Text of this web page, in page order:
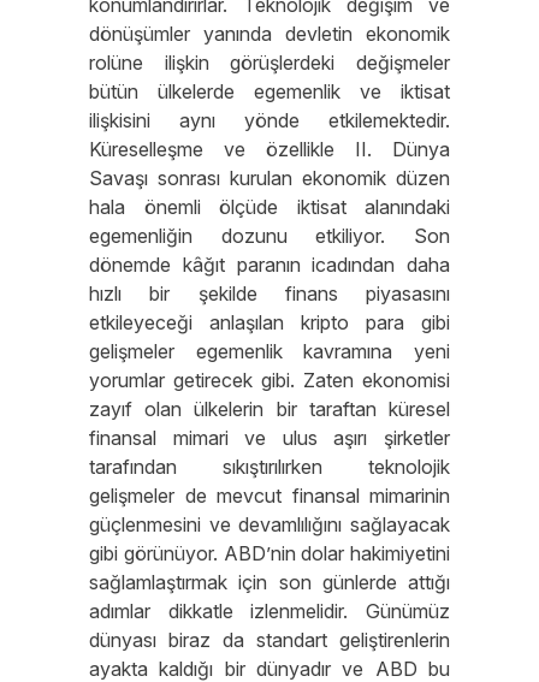
konumlandırırlar. Teknolojik değişim ve
dönüşümler yanında devletin ekonomik
rolüne ilişkin görüşlerdeki değişmeler
bütün ülkelerde egemenlik ve iktisat
ilişkisini aynı yönde etkilemektedir.
Küreselleşme ve özellikle II. Dünya
Savaşı sonrası kurulan ekonomik düzen
hala önemli ölçüde iktisat alanındaki
egemenliğin dozunu etkiliyor. Son
dönemde kâğıt paranın icadından daha
hızlı bir şekilde finans piyasasını
etkileyeceği anlaşılan kripto para gibi
gelişmeler egemenlik kavramına yeni
yorumlar getirecek gibi. Zaten ekonomisi
zayıf olan ülkelerin bir taraftan küresel
finansal mimari ve ulus aşırı şirketler
tarafından sıkıştırılırken teknolojik
gelişmeler de mevcut finansal mimarinin
güçlenmesini ve devamlılığını sağlayacak
gibi görünüyor. ABD’nin dolar hakimiyetini
sağlamlaştırmak için son günlerde attığı
adımlar dikkatle izlenmelidir. Günümüz
dünyası biraz da standart geliştirenlerin
ayakta kaldığı bir dünyadır ve ABD bu